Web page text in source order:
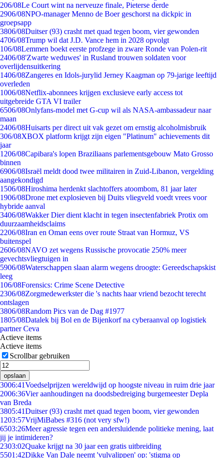
206/08Le Court wint na nerveuze finale, Pieterse derde
2906/08NPO-manager Menno de Boer geschorst na dickpic in
groepsapp
3806/08Duitser (93) crasht met quad tegen boom, vier gewonden
4706/08Trump wil dat J.D. Vance hem in 2028 opvolgt
106/08Lemmen boekt eerste profzege in zware Ronde van Polen-rit
2406/08'Zwarte weduwes' in Rusland trouwen soldaten voor
overlijdensuitkering
1406/08Zangeres en Idols-jurylid Jerney Kaagman op 79-jarige leeftijd
overleden
1006/08Netflix-abonnees krijgen exclusieve early access tot
uitgebreide GTA VI trailer
6506/08Onlyfans-model met G-cup wil als NASA-ambassadeur naar
maan
2406/08Huisarts per direct uit vak gezet om ernstig alcoholmisbruik
306/08XBOX platform krijgt zijn eigen "Platinum" achievements dit
jaar
1206/08Capibara's lopen Braziliaans parlementsgebouw Mato Grosso
binnen
6906/08Israël meldt dood twee militairen in Zuid-Libanon, vergelding
aangekondigd
1506/08Hiroshima herdenkt slachtoffers atoombom, 81 jaar later
1906/08Drone met explosieven bij Duits vliegveld voedt vrees voor
hybride aanval
3406/08Wakker Dier dient klacht in tegen insectenfabriek Protix om
duurzaamheidsclaims
2206/08Iran en Oman eens over route Straat van Hormuz, VS
buitenspel
2606/08NAVO zet wegens Russische provocatie 250% meer
gevechtsvliegtuigen in
5906/08Waterschappen slaan alarm wegens droogte: Gereedschapskist
leeg
106/08Forensics: Crime Scene Detective
2306/08Zorgmedewerkster die 's nachts haar vriend bezocht terecht
ontslagen
3806/08Random Pics van de Dag #1977
1805/08Datalek bij Bol en de Bijenkorf na cyberaanval op logistiek
partner Ceva
Actieve items
Actieve items
Scrollbar gebruiken
opslaan
3006:41Voedselprijzen wereldwijd op hoogste niveau in ruim drie jaar
2006:36Vier aanhoudingen na doodsbedreiging burgemeester Depla
van Breda
3805:41Duitser (93) crasht met quad tegen boom, vier gewonden
1203:57VrijMiBabes #316 (not very sfw!)
6503:26Meer agressie tegen een andersluidende politieke mening, laat
jij je intimideren?
2303:02Quake krijgt na 30 jaar een gratis uitbreiding
5501:42Dikke Van Dale neemt 'vulvalippen' op: 'stigma op